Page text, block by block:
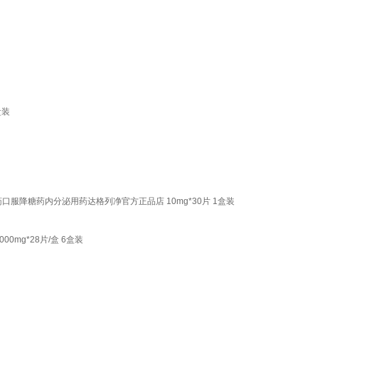
服降糖药内分泌用药达格列净官方正品店 10mg*30片 1盒装
片/盒 6盒装